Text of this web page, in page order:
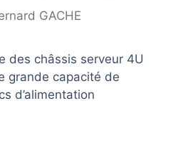
GACHE
des châssis serveur 4U
grande capacité de
d’alimentation